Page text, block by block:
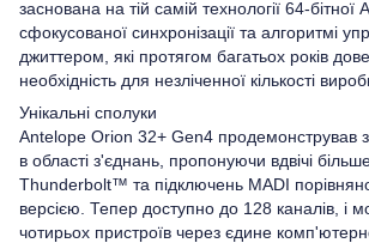
заснована на тій самій технології 64-бітної
сфокусованої синхронізації та алгоритмі
джиттером, які протягом багатьох років
необхідність для незліченної кількості
Унікальні сполуки
Antelope Orion 32+ Gen4 продемонстрував
в області з'єднань, пропонуючи вдвічі
Thunderbolt™ та підключень MADI
версією. Тепер доступно до 128 каналів, і
чотирьох пристроїв через єдине